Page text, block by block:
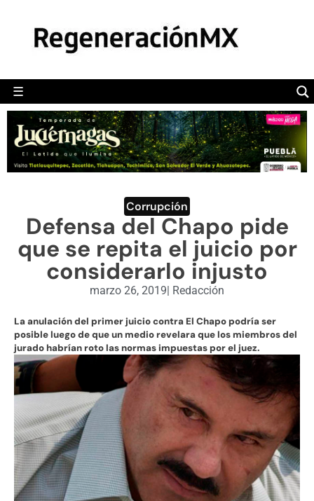
☰
POLÍTICA
CAMALEÓN
OPINIÓN
DEPORTES
ENGLISH SECTION
VIDEOS
Corrupción
Defensa del Chapo pide
que se repita el juicio por
considerarlo injusto
marzo 26, 2019| Redacción
La anulación del primer juicio contra El Chapo podría ser
posible luego de que un medio revelara que los miembros del
jurado habrían roto las normas impuestas por el juez.